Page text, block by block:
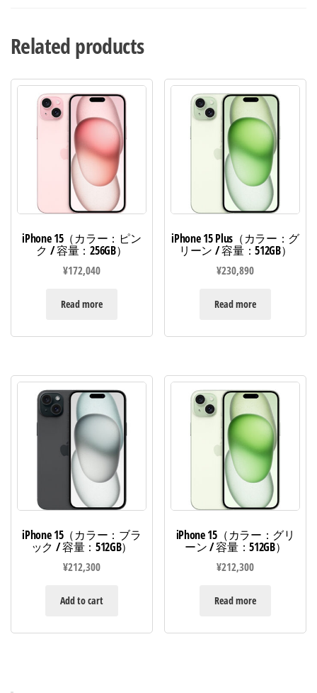
Related products
iPhone 15（カラー：ピン
ク / 容量：256GB）
¥172,040
Read more
iPhone 15 Plus（カラー：グ
リーン / 容量：512GB）
¥230,890
Read more
iPhone 15（カラー：ブラ
ック / 容量：512GB）
¥212,300
Add to cart
iPhone 15（カラー：グリ
ーン / 容量：512GB）
¥212,300
Read more